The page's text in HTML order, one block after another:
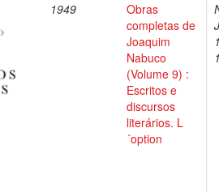
1949
Obras
completas de
Joaquim
Nabuco
(Volume 9) :
Escritos e
discursos
literários. L
´option